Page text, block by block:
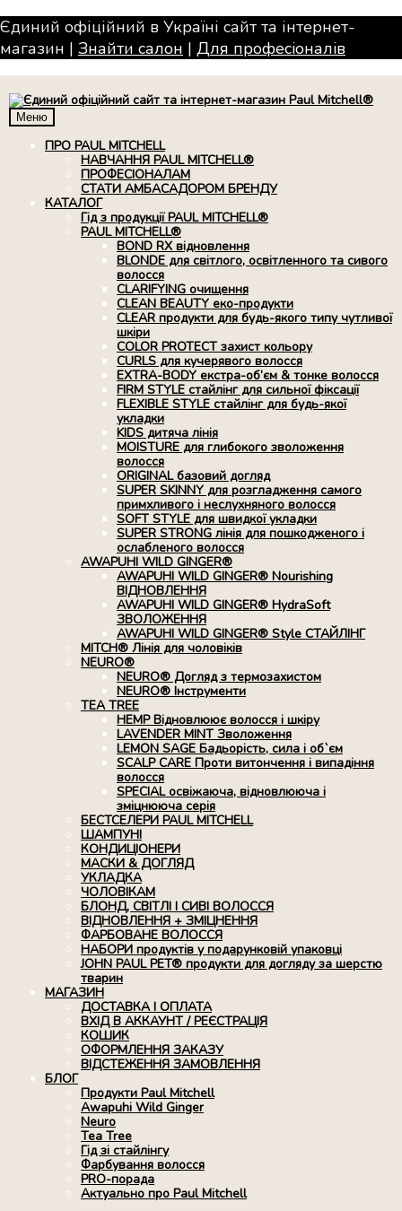
Єдиний офіційний в Україні сайт та інтернет-
магазин | Знайти салон | Для професiоналiв
Меню
ПРО PAUL MITCHELL
НАВЧАННЯ PAUL MITCHELL®
ПРОФЕСІОНАЛАМ
СТАТИ АМБАСАДОРОМ БРЕНДУ
КАТАЛОГ
Гід з продукції PAUL MITCHELL®
PAUL MITCHELL®
BOND RX вiдновлення
BLONDE для світлого, освітленного та сивого
волосся
CLARIFYING очищення
CLEAN BEAUTY еко-продукти
CLEAR продукти для будь-якого типу чутливої
шкіри
COLOR PROTECT захист кольору
CURLS для кучерявого волосся
EXTRA-BODY екстра-об’єм & тонке волосся
FIRM STYLE стайлінг для сильної фіксації
FLEXIBLE STYLE стайлінг для будь-якої
укладки
KIDS дитяча лінія
MOISTURE для глибокого зволоження
волосся
ORIGINAL базовий догляд
SUPER SKINNY для розгладження самого
примхливого і неслухняного волосся
SOFT STYLE для швидкої укладки
SUPER STRONG лінія для пошкодженого і
ослабленого волосся
AWAPUHI WILD GINGER®
AWAPUHI WILD GINGER® Nourishing
ВІДНОВЛЕННЯ
AWAPUHI WILD GINGER® HydraSoft
ЗВОЛОЖЕННЯ
AWAPUHI WILD GINGER® Style СТАЙЛІНГ
MITCH® Лінія для чоловіків
NEURO®
NEURO® Догляд з термозахистом
NEURO® Інструменти
TEA TREE
HEMP Відновлюює волосся і шкіру
LAVENDER MINT Зволоження
LEMON SAGE Бадьорість, сила і об`єм
SCALP CARE Проти витончення і випадіння
волосся
SPECIAL освіжаюча, відновлююча і
зміцнююча серія
БЕСТСЕЛЕРИ PAUL MITCHELL
ШАМПУНІ
КОНДИЦІОНЕРИ
МАСКИ & ДОГЛЯД
УКЛАДКА
ЧОЛОВІКАМ
БЛОНД, СВІТЛІ І СИВІ ВОЛОССЯ
ВІДНОВЛЕННЯ + ЗМІЦНЕННЯ
ФАРБОВАНЕ ВОЛОССЯ
НАБОРИ продуктів у подарунковій упаковці
JOHN PAUL PET® продукти для догляду за шерстю
тварин
МАГАЗИН
ДОСТАВКА І ОПЛАТА
ВХІД В АККАУНТ / РЕЄСТРАЦІЯ
КОШИК
ОФОРМЛЕННЯ ЗАКАЗУ
ВІДСТЕЖЕННЯ ЗАМОВЛЕННЯ
БЛОГ
Продукти Paul Mitchell
Awapuhi Wild Ginger
Neuro
Tea Tree
Гід зі стайлінгу
Фарбування волосся
PRO-порада
Актуально про Paul Mitchell